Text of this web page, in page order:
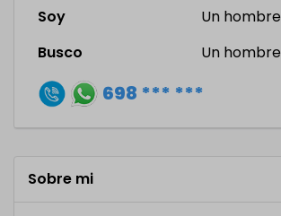
Soy
Un hombre
Busco
Un hombre
698 *** ***
Sobre mi